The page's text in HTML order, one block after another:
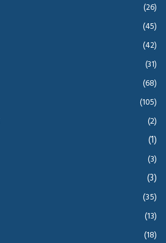
(26)
(45)
(42)
(31)
(68)
(105)
(2)
(1)
(3)
(3)
(35)
(13)
(18)